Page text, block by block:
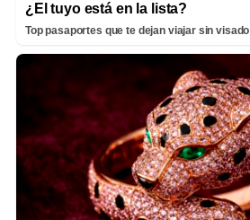
¿El tuyo está en la lista?
Top pasaportes que te dejan viajar sin visado